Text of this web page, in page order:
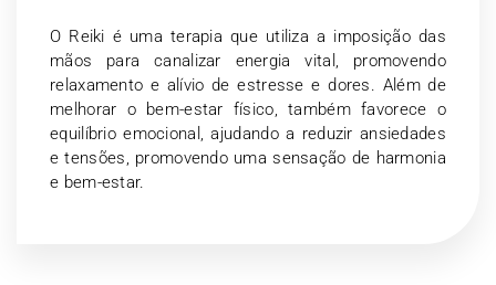
O Reiki é uma terapia que utiliza a imposição das
mãos para canalizar energia vital, promovendo
relaxamento e alívio de estresse e dores. Além de
melhorar o bem-estar físico, também favorece o
equilíbrio emocional, ajudando a reduzir ansiedades
e tensões, promovendo uma sensação de harmonia
e bem-estar.